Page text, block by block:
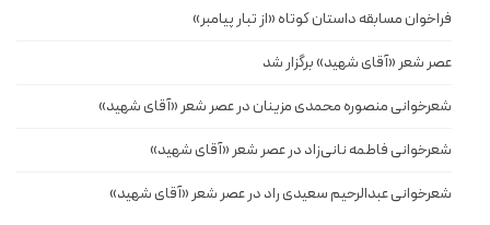
فراخوان مسابقه داستان کوتاه «از تبار پیامبر»
عصر شعر «آقای شهید» برگزار شد
شعرخوانی منصوره محمدی مزینان در عصر شعر «آقای شهید»
شعرخوانی فاطمه نانی‌زاد در عصر شعر «آقای شهید»
شعرخوانی عبدالرحیم سعیدی راد در عصر شعر «آقای شهید»